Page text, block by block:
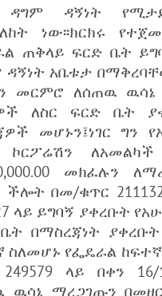
ዳግም ዳኝነት
ነው፡፡ክርክሩ
ጠቅላይ ፍርድ ቤት
ዳኝነት አቤቱታ
መርምሮ ለሰጠዉ ዉሳኔ
ለስር ፍርድ ቤት
መሆኑን፤ነገር ግን
ኮርፖሬሽን
መክፈሉን
በመ/ቁጥር
ላይ ይግባኝ ያቀረቡት
በማስረጃነት
ስለመሆኑ የፌዴራል
ላይ በቀን 16/
ዉሳኔ ማረጋገጡን